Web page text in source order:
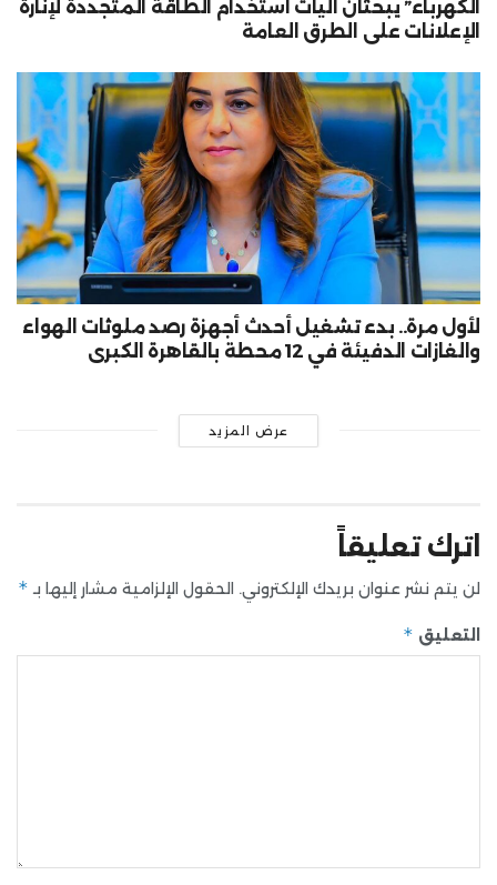
الكهرباء” يبحثان آليات استخدام الطاقة المتجددة لإنارة
الإعلانات على الطرق العامة
لأول مرة.. بدء تشغيل أحدث أجهزة رصد ملوثات الهواء
والغازات الدفيئة في 12 محطة بالقاهرة الكبرى
عرض المزيد
اترك تعليقاً
لن يتم نشر عنوان بريدك الإلكتروني. الحقول الإلزامية مشار إليها بـ *
التعليق *